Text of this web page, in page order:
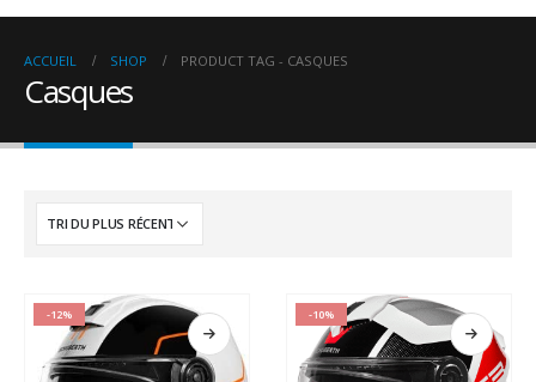
ACCUEIL SHOP PRODUCT TAG - CASQUES
Casques
-12% -10%